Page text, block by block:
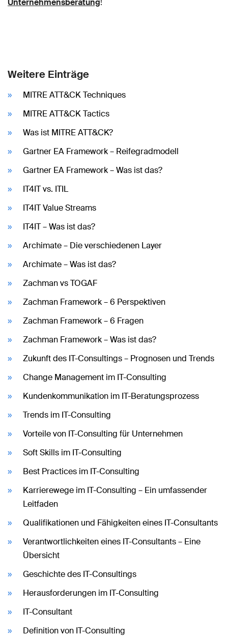
Unternehmensberatung!
Weitere Einträge
MITRE ATT&CK Techniques
MITRE ATT&CK Tactics
Was ist MITRE ATT&CK?
Gartner EA Framework – Reifegradmodell
Gartner EA Framework – Was ist das?
IT4IT vs. ITIL
IT4IT Value Streams
IT4IT – Was ist das?
Archimate – Die verschiedenen Layer
Archimate – Was ist das?
Zachman vs TOGAF
Zachman Framework – 6 Perspektiven
Zachman Framework – 6 Fragen
Zachman Framework – Was ist das?
Zukunft des IT-Consultings – Prognosen und Trends
Change Management im IT-Consulting
Kundenkommunikation im IT-Beratungsprozess
Trends im IT-Consulting
Vorteile von IT-Consulting für Unternehmen
Soft Skills im IT-Consulting
Best Practices im IT-Consulting
Karrierewege im IT-Consulting – Ein umfassender
Leitfaden
Qualifikationen und Fähigkeiten eines IT-Consultants
Verantwortlichkeiten eines IT-Consultants – Eine
Übersicht
Geschichte des IT-Consultings
Herausforderungen im IT-Consulting
IT-Consultant
Definition von IT-Consulting